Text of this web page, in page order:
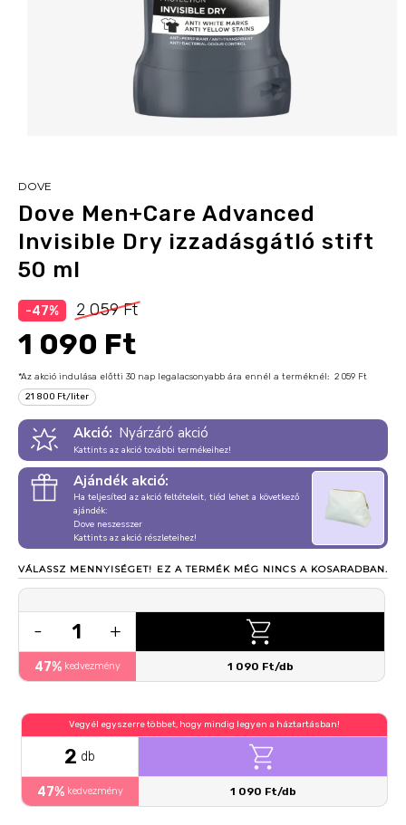
DOVE
Dove Men+Care Advanced
Invisible Dry izzadásgátló stift
50 ml
-47% 2 059 Ft
1 090 Ft
*Az akció indulása előtti 30 nap legalacsonyabb ára ennél a terméknél: 2 059 Ft
21 800 Ft/liter
Akció: Nyárzáró akció
Kattints az akció további termékeihez!
Ajándék akció:
Ha teljesíted az akció feltételeit, tiéd lehet a következő
ajándék:
Dove neszesszer
Kattints az akció részleteihez!
VÁLASSZ MENNYISÉGET! EZ A TERMÉK MÉG NINCS A KOSARADBAN.
- 1 +
47% kedvezmény 1 090 Ft/db
Vegyél egyszerre többet, hogy mindig legyen a háztartásban!
2 db
47% kedvezmény 1 090 Ft/db